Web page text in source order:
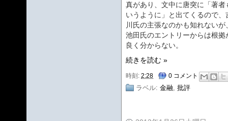
真があり、文中に唐突に「著者
いうように」と出てくるので、
川氏の主張なのかも知れないが
池田氏のエントリーからは根拠
良く分からない。
続きを読む »
時刻: 2:28 0 コメント
ラベル: 金融, 批評